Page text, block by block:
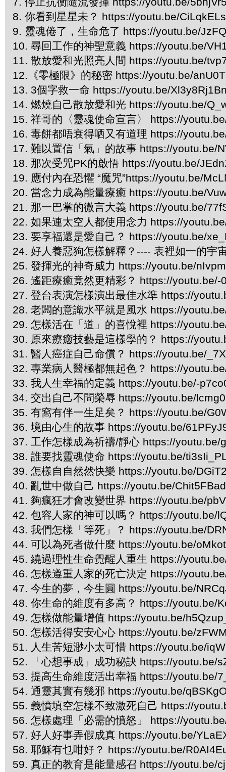
8. 你看到星星未？ https://youtu.be/
9. 靈魂倦了，生命危了 https://youtu.be/
10. 尋回工作的神聖意義 https://youtu.be/
11. 散放愛和光照亮人間 https://youtu.be/
12.《零極限》的秘密 https://youtu.be/
13. 3個字救一命 https://youtu.be/
14. 燃燒自己散放愛和光 https://youtu.be/
15. 祥哥的〈靈魂使命宣言〉 https://
16. 毒餅都唔衰得哂又有道理 https://
17. 難以置信「氣」的故事 https://youtu.be/
18. 那次受咒PK的啟悟 https://youtu.be/
19. 應付內在恐懼 “魔咒”https://youtu.be/
20. 當念力成為能量療癒 https://youtu.be/
21. 那一巴掌的微言大義 https://youtu.be/
22. 如果連太空人都使用念力 https://
23. 要享福還是愛自己？ https://youtu.be/
24. 好人養惡狗怎樣解釋？---- 表裡如一的宇
25. 發揮光的神奇威力 https://youtu.be/
26. 遙距療癒竟然更精彩？ https://youtu.be/-
27. 登台表演怎樣演出最佳水準 https://
28. 老闆的意識水平就是風水 https://
29. 怎樣活在「道」的喜悅裡 https://
30. 原來療癒技藝是這樣學的？ https://
31. 醫人癌症自己命償？ https://youtu.be/
32. 專業病人醫極都無起色？ https://
33. 我人生幸福的定義 https://youtu.be/-
34. 交出自己不問榮辱 https://youtu.be/
35. 有窩有伴一生足矣？ https://youtu.be/
36. 境由心生的故事 https://youtu.be/
37. 工作怎樣成為祈禱/靜心 https://youtu.be/
38. 誰要找靈魂使命 https://youtu.be/
39. 怎樣自自然然快樂 https://youtu.be/
40. 亂世中做自己 https://youtu.be/
41. 夠瘋狂才會改變世界 https://youtu.be/
42. 包容人家的神可以嗎？ https://youtu.be/
43. 我們怎樣「等死」？ https://youtu.be/
44. 可以為死者做什麼 https://youtu.be/
45. 繞過理性生命覺醒人重生 https://
46. 怎樣遵重人家的死亡決定 https://
47. 今生的夢，今生圓 https://youtu.be/
48. 你生命的維度有多高？ https://youtu.be/
49. 怎樣做能量增值 https://youtu.be/
50. 怎樣活得安安心心 https://youtu.be/
51. 人生苦短渺小太可惜 https://youtu.be/
52. 「心想事成」成功秘訣 https://youtu.be/
53. 提高生命維度活出幸福 https://youtu.be/
54. 通靈其實有幾邪 https://youtu.be/
55. 義憤填空怎樣不致激死自己 https://
56. 怎樣處理「必需的憤怒」 https://
57. 好人好事弄假成真 https://youtu.be/
58. 耶穌有乜咁好？ https://youtu.be/
59. 真正的教育是能量感召 https://youtu.be/